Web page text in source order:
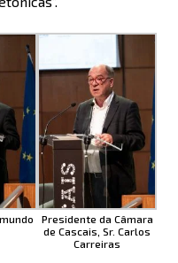
Presidente da Câmara
de Cascais, Sr. Carlos
Carreiras